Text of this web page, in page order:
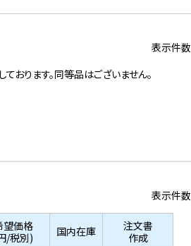
表示件数
ります。同等品はございません。
表示件数
望価格
/税別)
国内在庫
注文書
作成